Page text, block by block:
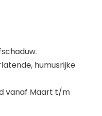
humusrijke
vanaf Maart t/m